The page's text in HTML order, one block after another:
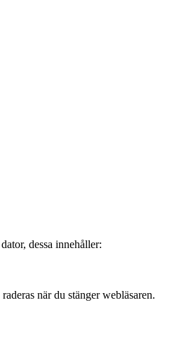
dessa innehåller:
när du stänger webläsaren.